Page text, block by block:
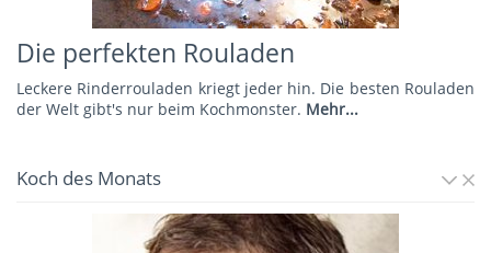
Die perfekten Rouladen
Leckere Rinderrouladen kriegt jeder hin. Die besten Rouladen
der Welt gibt's nur beim Kochmonster. Mehr...
Koch des Monats